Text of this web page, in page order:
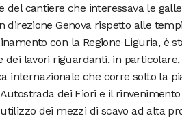
del cantiere che interessava le
direzione Genova rispetto alle
con la Regione Liguria, è
dei lavori riguardanti, in
internazionale che corre sotto la
dei Fiori e il
dei mezzi di scavo ad alta